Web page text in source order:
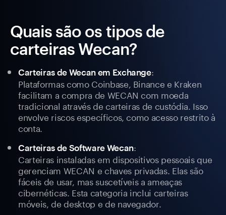
Quais são os tipos de
carteiras Wecan?
Carteiras de Wecan em Exchange:
Plataformas como Coinbase, Binance e Kraken
facilitam a compra de WECAN com moeda
tradicional através de carteiras de custódia. Isso
envolve riscos específicos, como acesso restrito à
conta.
Carteiras de Software Wecan:
Carteiras instaladas em dispositivos pessoais que
gerenciam WECAN e chaves privadas. Elas são
fáceis de usar, mas suscetíveis a ameaças
cibernéticas. Esta categoria inclui carteiras
móveis, de desktop e de navegador.